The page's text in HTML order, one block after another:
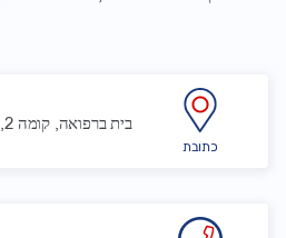
כתובת
בית ברפואה, קומה 2, חדר 5, בורכוב 54, גבעתיים